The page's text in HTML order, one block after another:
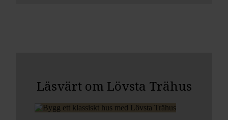
Läsvärt om Lövsta Trähus